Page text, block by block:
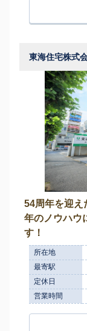
東海住宅株式
54周年を迎え
年のノウハウ
す！
所在地
最寄駅
定休日
営業時間